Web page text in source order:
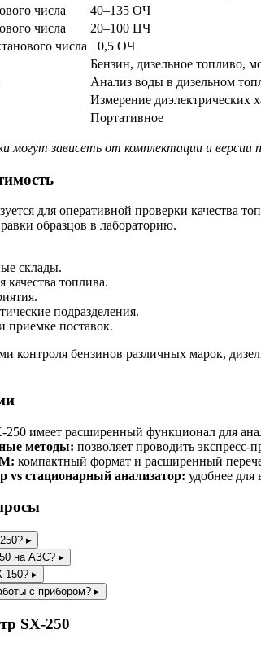
числа
40–135 ОЧ
числа
20–100 ЦЧ
числа ±0,5 ОЧ
Бензин, дизельное топливо,
Анализ воды в дизельном
Измерение диэлектрических
Портативное
могут зависеть от комплектации и версии
для оперативной проверки качества
образцов в лабораторию.
склады.
качества топлива.
подразделения.
приемке поставок.
контроля бензинов различных марок,
250 имеет расширенный функционал для
методы: позволяет проводить экспресс-
компактный формат и расширенный
vs стационарный анализатор: удобнее для
▸
на АЗС? ▸
150? ▸
с прибором? ▸
SX-250